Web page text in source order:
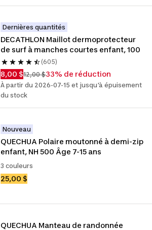
Dernières quantités
DECATHLON Maillot dermoprotecteur
de surf à manches courtes enfant, 100
(605)
8,00 $12,00 $33% de réduction
À partir du 2026-07-15 et jusqu'à épuisement
du stock
Nouveau
QUECHUA Polaire moutonné à demi-zip
enfant, NH 500 Âge 7-15 ans
3 couleurs
25,00 $
QUECHUA Manteau de randonnée